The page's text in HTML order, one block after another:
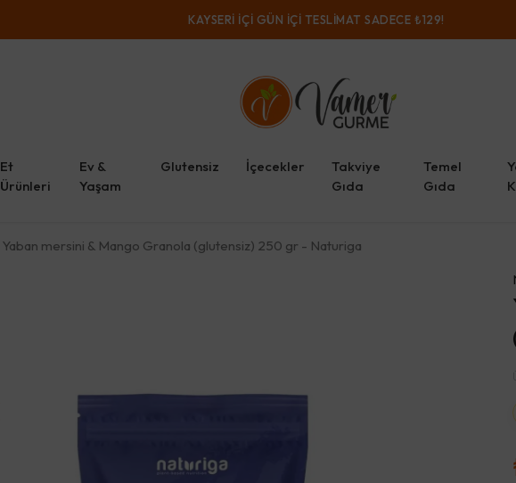
KAYSERI IÇI GÜN IÇI TESLIMAT SADECE ₺129!
Et
Ürünleri
Ev &
Yaşam
Glutensiz İçecekler
Takviye
Gıda
Temel
Gıda
Yaban mersini & Mango Granola (glutensiz) 250 gr - Naturiga